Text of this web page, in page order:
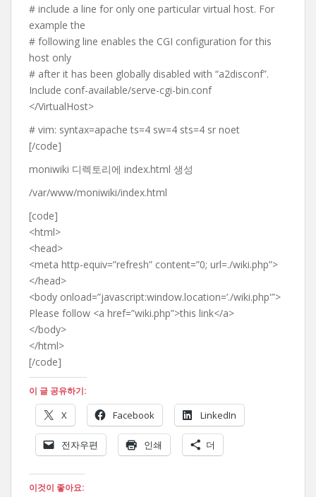
# include a line for only one particular virtual host. For
example the
# following line enables the CGI configuration for this
host only
# after it has been globally disabled with “a2disconf”.
Include conf-available/serve-cgi-bin.conf
</VirtualHost>
# vim: syntax=apache ts=4 sw=4 sts=4 sr noet
[/code]
moniwiki 디렉토리에 index.html 생성
/var/www/moniwiki/index.html
[code]
<html>
<head>
<meta http-equiv=”refresh” content=”0; url=./wiki.php”>
</head>
<body onload=”javascript:window.location=’./wiki.php'”>
Please follow <a href=”wiki.php”>this link</a>
</body>
</html>
[/code]
이 글 공유하기:
X Facebook LinkedIn
전자우편 인쇄 더
이것이 좋아요: